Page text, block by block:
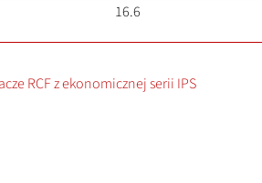
16.6
RCF z ekonomicznej serii IPS